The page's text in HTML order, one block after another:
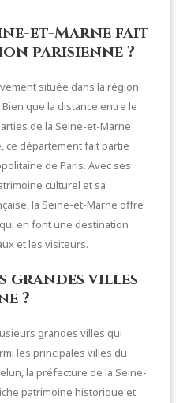
et-Marne fait
parisienne ?
située dans la région
que la distance entre le
de la Seine-et-Marne
ce département fait partie
de Paris. Avec ses
culturel et sa
la Seine-et-Marne offre
en font une destination
et les visiteurs.
grandes villes
?
grandes villes qui
les principales villes du
la préfecture de la Seine-
patrimoine historique et